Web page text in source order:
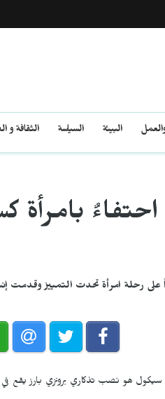
البيئة السياسة الثقافة و
بامرأة
رحلة امرأة تحدت التمييز وقدمت
سيكول هو نصب تذكاري برونزي بارز